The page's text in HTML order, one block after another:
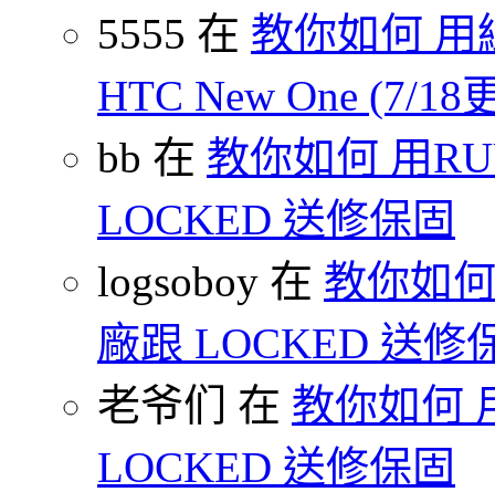
5555 在 教你如何 用
HTC New One (7/18
bb 在 教你如何 用
LOCKED 送修保固
logsoboy 在 教你如
廠跟 LOCKED 送修
老爷们 在 教你如何
LOCKED 送修保固